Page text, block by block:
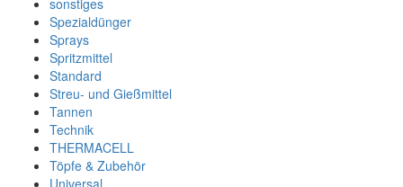
sonstiges
Spezialdünger
Sprays
Spritzmittel
Standard
Streu- und Gießmittel
Tannen
Technik
THERMACELL
Töpfe & Zubehör
Universal